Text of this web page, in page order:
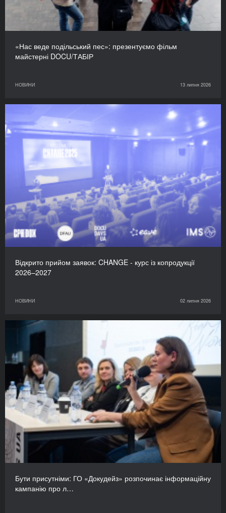
«Нас веде подільський пес»: презентуємо фільм
майстерні DOCU/ТАБІР
НОВИНИ 13 липня 2026
Відкрито прийом заявок: CHANGE - курс із копродукції
2026–2027
НОВИНИ 02 липня 2026
Бути присутніми: ГО «Докудейз» розпочинає інформаційну
кампанію про л…